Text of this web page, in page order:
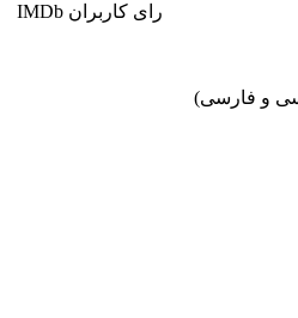
رای کاربران IMDb